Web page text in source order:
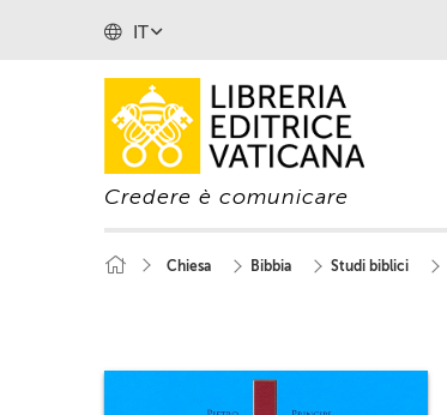
IT
Credere è comunicare
Chiesa Bibbia Studi biblici